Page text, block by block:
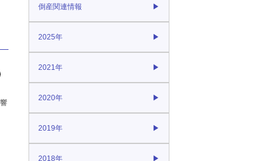
2026年
2025年
2024年
2023年
2022年
倒産関連情報
2025年
2021年
2020年
2019年
2018年